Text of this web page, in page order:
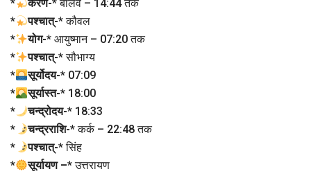
*
करण-* बालव – 14:44 तक
*
पश्चात्-* कौवल
*
योग-* आयुष्मान – 07:20 तक
*
पश्चात्-* सौभाग्य
*
सूर्योदय-* 07:09
*
सूर्यास्त-* 18:00
*
चन्द्रोदय-* 18:33
*
चन्द्रराशि-* कर्क – 22:48 तक
*
पश्चात्-* सिंह
*
सूर्यायण –* उत्तरायण